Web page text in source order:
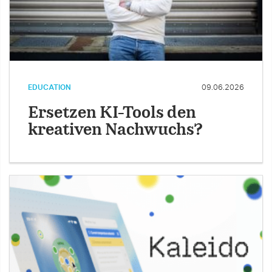
EDUCATION 09.06.2026
Ersetzen KI-Tools den
kreativen Nachwuchs?